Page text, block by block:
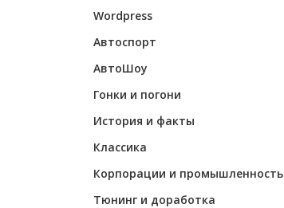
Wordpress
Автоспорт
АвтоШоу
Гонки и погони
История и факты
Классика
Корпорации и промышленность
Тюнинг и доработка